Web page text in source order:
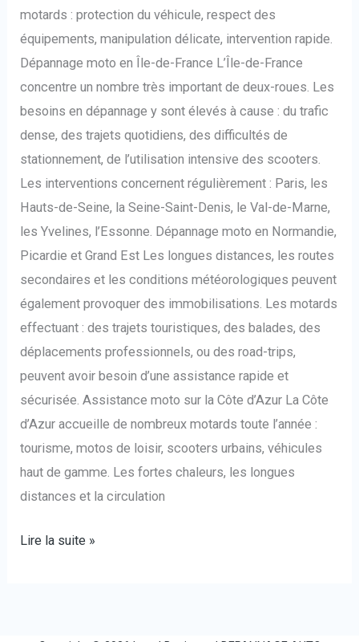
motards : protection du véhicule, respect des
équipements, manipulation délicate, intervention rapide.
Dépannage moto en Île-de-France L’Île-de-France
concentre un nombre très important de deux-roues. Les
besoins en dépannage y sont élevés à cause : du trafic
dense, des trajets quotidiens, des difficultés de
stationnement, de l’utilisation intensive des scooters.
Les interventions concernent régulièrement : Paris, les
Hauts-de-Seine, la Seine-Saint-Denis, le Val-de-Marne,
les Yvelines, l’Essonne. Dépannage moto en Normandie,
Picardie et Grand Est Les longues distances, les routes
secondaires et les conditions météorologiques peuvent
également provoquer des immobilisations. Les motards
effectuant : des trajets touristiques, des balades, des
déplacements professionnels, ou des road-trips,
peuvent avoir besoin d’une assistance rapide et
sécurisée. Assistance moto sur la Côte d’Azur La Côte
d’Azur accueille de nombreux motards toute l’année :
tourisme, motos de loisir, scooters urbains, véhicules
haut de gamme. Les fortes chaleurs, les longues
distances et la circulation
Lire la suite »